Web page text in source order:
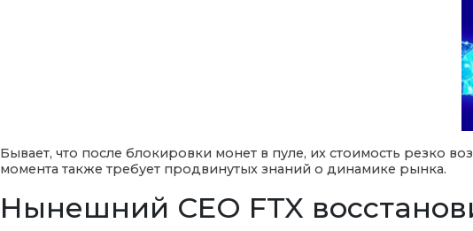
Бывает, что после блокировки монет в пуле, их стоимость резко
момента также требует продвинутых знаний о динамике рынка.
Нынешний CEO FTX